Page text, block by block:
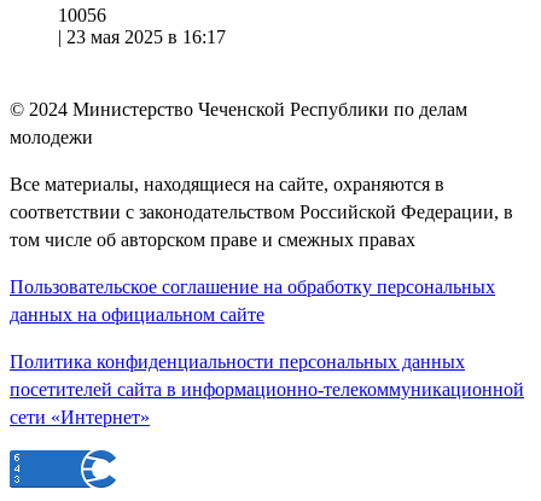
10056
| 23 мая 2025 в 16:17
© 2024 Министерство Чеченской Республики по делам
молодежи
Все материалы, находящиеся на сайте, охраняются в
соответствии с законодательством Российской Федерации, в
том числе об авторском праве и смежных правах
Пользовательское соглашение на обработку персональных
данных на официальном сайте
Политика конфиденциальности персональных данных
посетителей сайта в информационно-телекоммуникационной
сети «Интернет»